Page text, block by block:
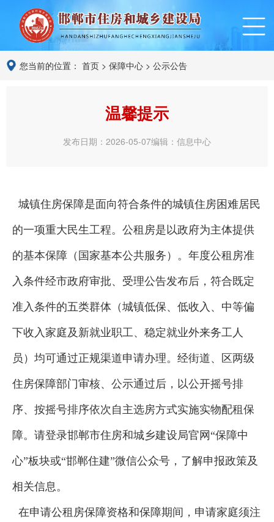
您当前的位置： 首页 > 保障中心 > 公示公告
温馨提示
发布日期：2026-05-07编辑：信息中心
城镇住房保障是面向符合条件的城镇住房困难居民
的一项重大民生工程。公租房是以政府为主体提供
的基本保障（国家基本公共服务）。年度公租房准
入条件经市政府审批、受理公告发布后，符合既定
准入条件的五类群体（城镇低保、低收入、中等偏
下收入家庭及新就业职工、稳定就业外来务工人
员）均可通过正规渠道申请办理。经街道、区两级
住房保障部门审核、公示通过后，以公开摇号排
序、按摇号排序依次自主选房方式实施实物配租保
障。请登录邯郸市住房和城乡建设局官网“保障中
心”板块或“邯郸住建”微信公众号，了解申报政策及
相关信息。
在申请公租房保障资格和保障期间，申请家庭须注